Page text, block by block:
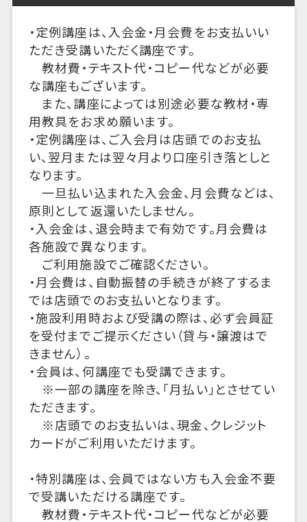
・定例講座は、入会金・月会費をお支払いい
ただき受講いただく講座です。
教材費・テキスト代・コピー代などが必要
な講座もございます。
また、講座によっては別途必要な教材・専
用教具をお求め願います。
・定例講座は、ご入会月は店頭でのお支払
い、翌月または翌々月より口座引き落としと
なります。
一旦払い込まれた入会金、月会費などは、
原則として返還いたしません。
・入会金は、退会時まで有効です。月会費は
各施設で異なります。
ご利用施設でご確認ください。
・月会費は、自動振替の手続きが終了するま
では店頭でのお支払いとなります。
・施設利用時および受講の際は、必ず会員証
を受付までご提示ください（貸与・譲渡はで
きません）。
・会員は、何講座でも受講できます。
※一部の講座を除き、「月払い」とさせてい
ただきます。
※店頭でのお支払いは、現金、クレジット
カードがご利用いただけます。
・特別講座は、会員ではない方も入会金不要
で受講いただける講座です。
教材費・テキスト代・コピー代などが必要